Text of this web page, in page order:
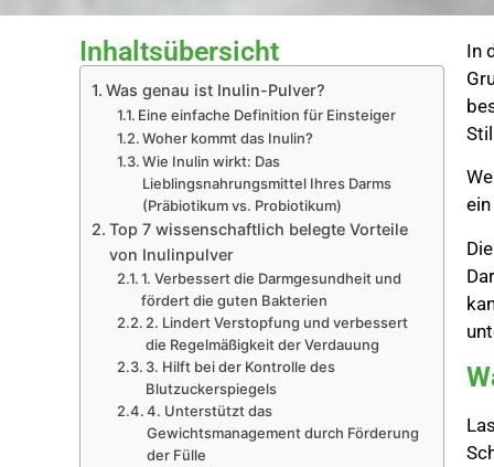
Inhaltsübersicht
Was genau ist Inulin-Pulver?
Eine einfache Definition für Einsteiger
Woher kommt das Inulin?
Wie Inulin wirkt: Das
Lieblingsnahrungsmittel Ihres Darms
(Präbiotikum vs. Probiotikum)
Top 7 wissenschaftlich belegte Vorteile
von Inulinpulver
1. Verbessert die Darmgesundheit und
fördert die guten Bakterien
2. Lindert Verstopfung und verbessert
die Regelmäßigkeit der Verdauung
3. Hilft bei der Kontrolle des
Blutzuckerspiegels
4. Unterstützt das
Gewichtsmanagement durch Förderung
der Fülle
In